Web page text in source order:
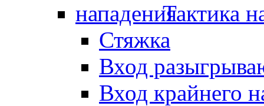
Тактика
Стяжка
Вход
Вход крайнего